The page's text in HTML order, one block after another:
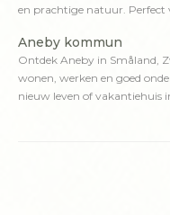
en prachtige natuur. Perfect
Aneby kommun
Ontdek Aneby in Småland,
wonen, werken en goed
nieuw leven of vakantiehuis